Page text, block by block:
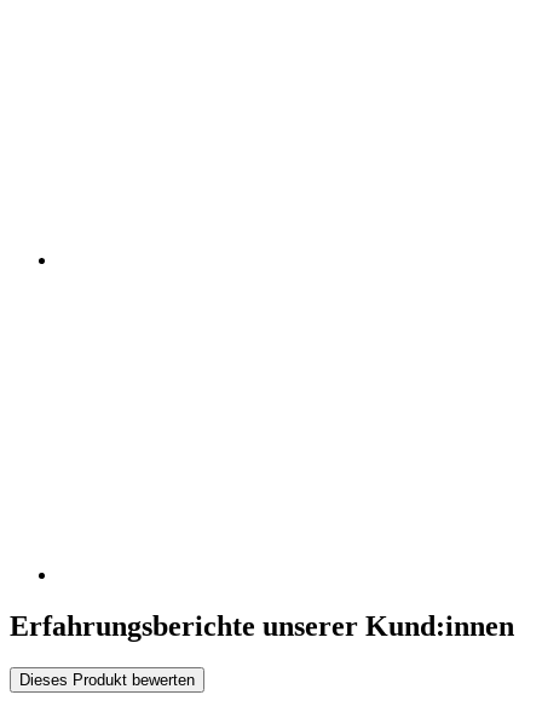
Erfahrungsberichte unserer Kund:innen
Dieses Produkt bewerten